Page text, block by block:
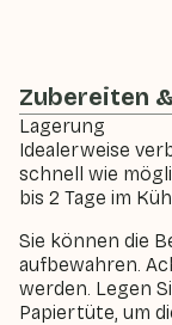
Zubereiten
Lagerung
Idealerweise
schnell wie
bis 2 Tage im
Sie können die
aufbewahren.
werden. Legen
Papiertüte, um